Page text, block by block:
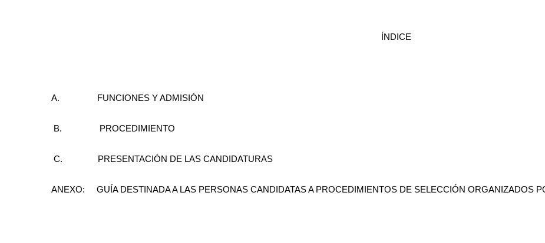
ÍNDICE
A. FUNCIONES Y ADMISIÓN
B. PROCEDIMIENTO
C. PRESENTACIÓN DE LAS CANDIDATURAS
ANEXO: GUÍA DESTINADA A LAS PERSONAS CANDIDATAS A PROCEDIMIENTOS DE SELECCIÓN ORGANIZADOS